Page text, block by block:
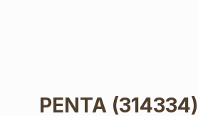
PENTA (314334)